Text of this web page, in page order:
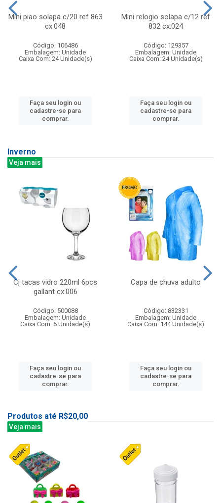
Mini piao solapa c/20 ref 863
cx:048
Código: 106486
Embalagem: Unidade
Caixa Com: 24 Unidade(s)
Faça seu login ou
cadastre-se para
comprar.
Mini relogio solapa c/12 ref
832 cx:024
Código: 129357
Embalagem: Unidade
Caixa Com: 24 Unidade(s)
Faça seu login ou
cadastre-se para
comprar.
Inverno
Veja mais
Cj tacas vidro 220ml 6pcs
gallant cx:006
Código: 500088
Embalagem: Unidade
Caixa Com: 6 Unidade(s)
Faça seu login ou
cadastre-se para
comprar.
Capa de chuva adulto
Código: 832331
Embalagem: Unidade
Caixa Com: 144 Unidade(s)
Faça seu login ou
cadastre-se para
comprar.
Produtos até R$20,00
Veja mais